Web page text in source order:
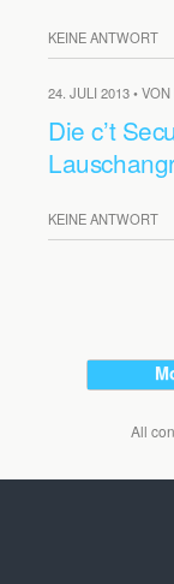
KEINE ANTWORT
24. JULI 2013 •
Die c’t
KEINE ANTWORT
All